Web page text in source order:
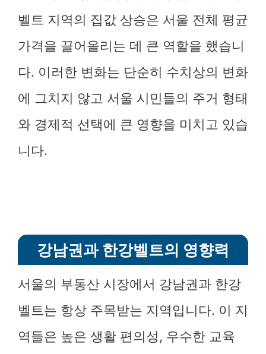
벨트 지역의 집값 상승은 서울 전체 평균
가격을 끌어올리는 데 큰 역할을 했습니
다. 이러한 변화는 단순히 수치상의 변화
에 그치지 않고 서울 시민들의 주거 형태
와 경제적 선택에 큰 영향을 미치고 있습
니다.
강남권과 한강벨트의 영향력
서울의 부동산 시장에서 강남권과 한강
벨트는 항상 주목받는 지역입니다. 이 지
역들은 높은 생활 편의성, 우수한 교육